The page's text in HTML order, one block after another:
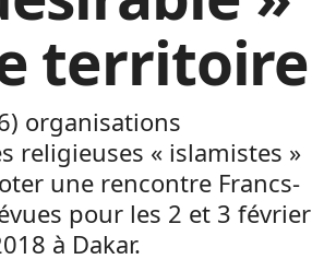
territoire
organisations
religieuses « islamistes »
une rencontre Francs-
pour les 2 et 3 février
à Dakar.